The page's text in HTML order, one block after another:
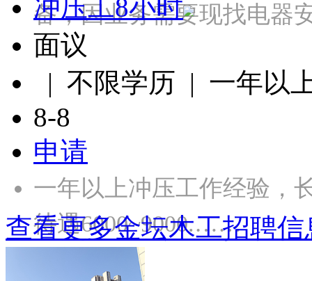
备，因业务需要现找电
冲压工8小时
面议
| 不限学历 | 一年以
8-8
申请
一年以上冲压工作经验，
待遇6000~9000.……
查看更多金坛木工招聘信